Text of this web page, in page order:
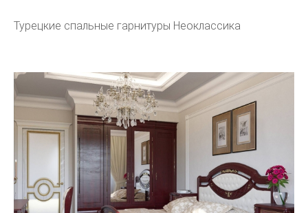
Турецкие спальные гарнитуры Неоклассика